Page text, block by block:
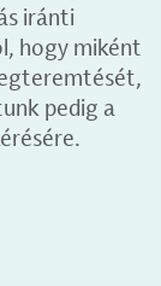
iránti
hogy miként
pedig a